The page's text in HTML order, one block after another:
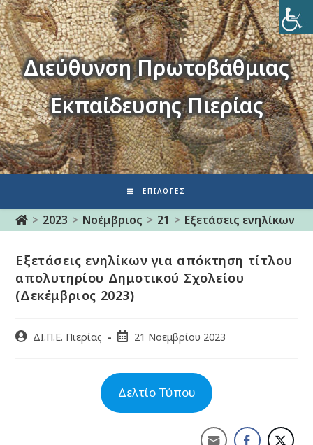
Διεύθυνση Πρωτοβάθμιας
Εκπαίδευσης Πιερίας
ΕΠΙΛΟΓΈΣ
> 2023 > Νοέμβριος > 21 > Eξετάσεις ενηλίκων
Eξετάσεις ενηλίκων για απόκτηση τίτλου
απολυτηρίου Δημοτικού Σχολείου
(Δεκέμβριος 2023)
ΔΙ.Π.Ε. Πιερίας 21 Νοεμβρίου 2023
Δελτίο Τύπου